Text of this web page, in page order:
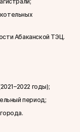
Абаканской ТЭЦ.
годы);
период;